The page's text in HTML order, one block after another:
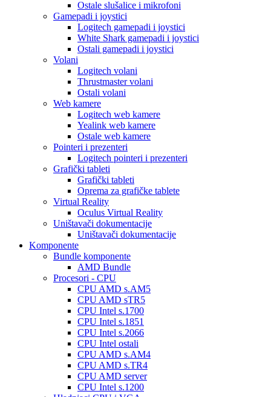
Ostale slušalice i mikrofoni
Gamepadi i joystici
Logitech gamepadi i joystici
White Shark gamepadi i joystici
Ostali gamepadi i joystici
Volani
Logitech volani
Thrustmaster volani
Ostali volani
Web kamere
Logitech web kamere
Yealink web kamere
Ostale web kamere
Pointeri i prezenteri
Logitech pointeri i prezenteri
Grafički tableti
Grafički tableti
Oprema za grafičke tablete
Virtual Reality
Oculus Virtual Reality
Uništavači dokumentacije
Uništavači dokumentacije
Komponente
Bundle komponente
AMD Bundle
Procesori - CPU
CPU AMD s.AM5
CPU AMD sTR5
CPU Intel s.1700
CPU Intel s.1851
CPU Intel s.2066
CPU Intel ostali
CPU AMD s.AM4
CPU AMD s.TR4
CPU AMD server
CPU Intel s.1200